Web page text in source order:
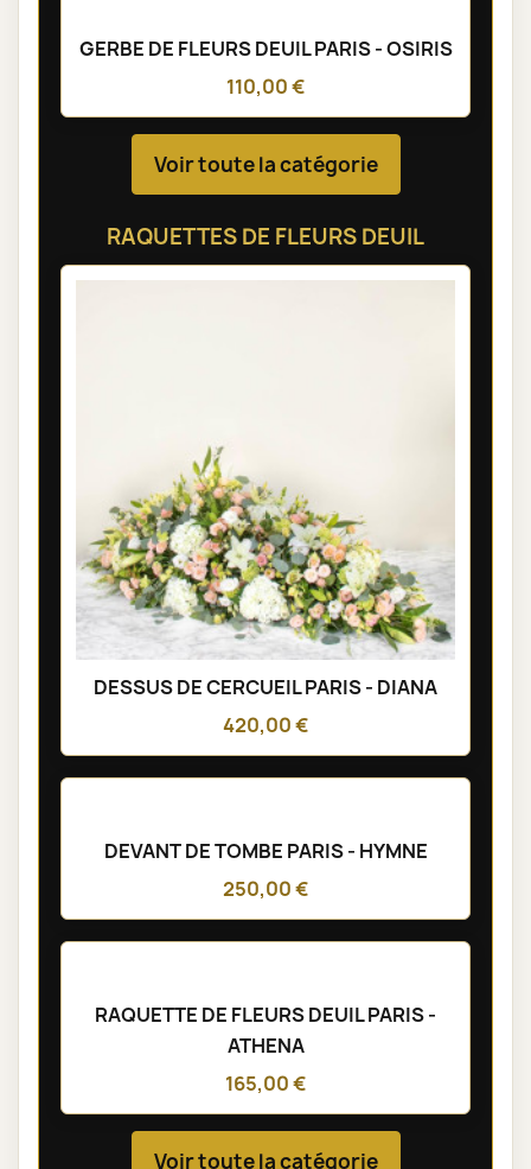
GERBE DE FLEURS DEUIL PARIS - OSIRIS
110,00 €
Voir toute la catégorie
RAQUETTES DE FLEURS DEUIL
DESSUS DE CERCUEIL PARIS - DIANA
420,00 €